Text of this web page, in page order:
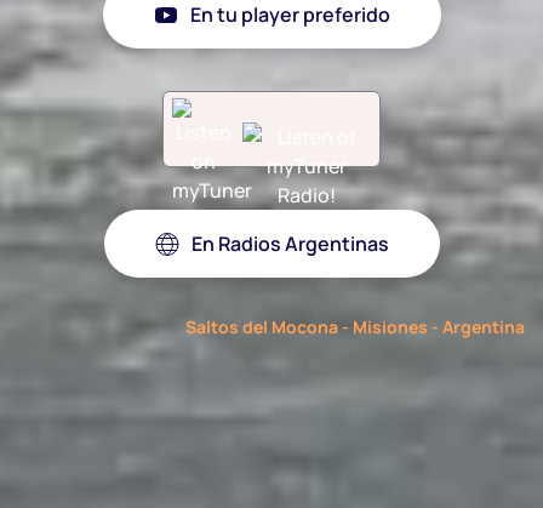
En tu player preferido
En Radios Argentinas
Saltos del Mocona - Misiones - Argentina